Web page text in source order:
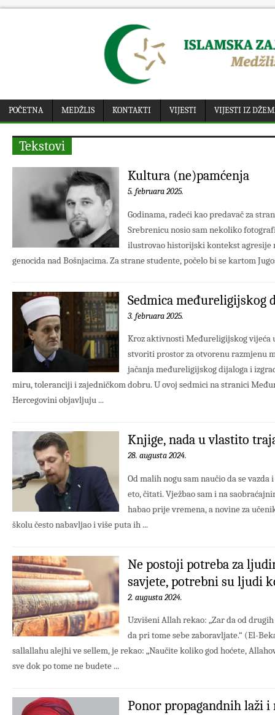
POČETNA MEDŽLIS KONTAKTI VIJESTI VIJESTI IZ
Tekstovi
Kultura (ne)pamćenja
5. februara 2025.
Godinama, radeći kao predavač za
Srebrenicu nosio sam nekoliko
ilustrovao historijski kontekst agresije
genocida nad Bošnjacima. Za strane studente, počelo bi se kartom
Sedmica međureligijskog
3. februara 2025.
Kroz aktivnosti Međureligijskog vijeća
stvoriti prostor za otvorenu razmjenu
jačanja međureligijskog dijaloga i
miru, toleranciji i zajedničkom dobru. U ovoj sedmici na stranici
Hercegovini objavljuju ...
Knjige, nada u vlastito
28. augusta 2024.
Od malih nogu sam naučio da se
eto, čitati. Vježbao sam i na
habao prije vremena, a novine za
školu često nabavljao i više puta ih ...
Ne postoji potreba za
savjete, potrebni su ljudi
2. augusta 2024.
Uzvišeni Allah rekao: „Zar da od
da pri tome sebe zaboravljate.“ (El-
sallallahu alejhi ve sellem, je rekao: „Naučite koliko god hoćete,
sve dok po tome ne budete ...
Ponor propagandnih laži